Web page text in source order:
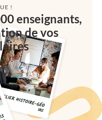
!
enseignants,
de vos